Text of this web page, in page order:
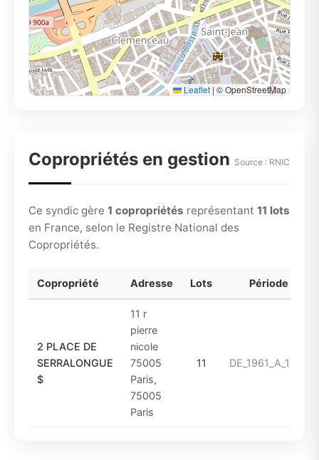
Leaflet | © OpenStreetMap
Copropriétés en gestion Source : RNIC
Ce syndic gère 1 copropriétés représentant 11 lots
en France, selon le Registre National des
Copropriétés.
Copropriété Adresse Lots Période
2 PLACE DE
SERRALONGUE
$
11 r
pierre
nicole
75005
Paris,
75005
Paris
11 DE_1961_A_1974